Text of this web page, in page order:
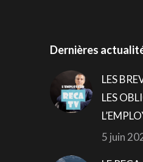
Dernières
LES
LES
5 juin